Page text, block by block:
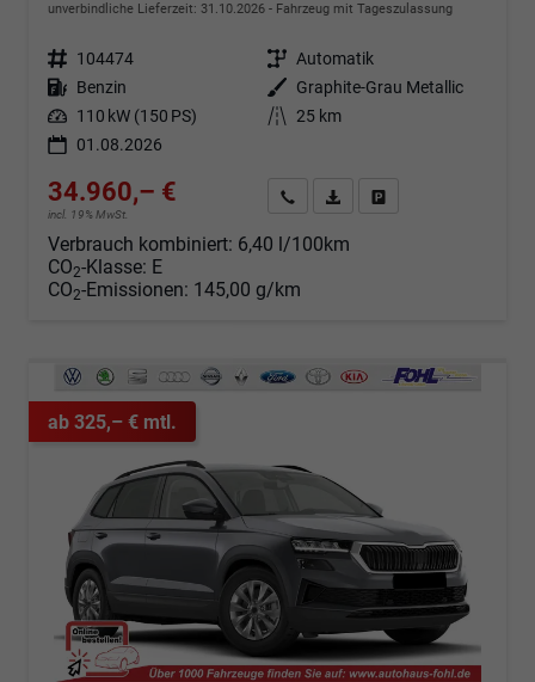
unverbindliche Lieferzeit: 31.10.2026 Fahrzeug mit Tageszulassung
Fahrzeugnr. 104474 Getriebe Automatik
Kraftstoff Benzin Außenfarbe
Graphite-Grau Metallic
Leistung 110 kW (150 PS) Kilometerstand 25 km
01.08.2026
34.960,– €
incl. 19% MwSt.
Angebot anfordern
Fahrzeugexpose (PDF)
Verbrauch kombiniert: 6,40 l/100km
CO2-Klasse: E
CO2-Emissionen: 145,00 g/km
ab 325,– € mtl.